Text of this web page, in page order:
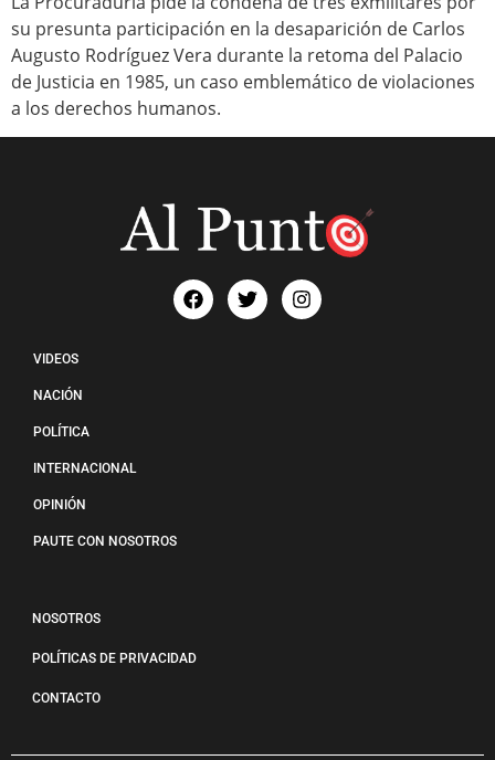
su presunta participación en la desaparición de Carlos
Augusto Rodríguez Vera durante la retoma del Palacio
de Justicia en 1985, un caso emblemático de violaciones
a los derechos humanos.
VIDEOS
NACIÓN
POLÍTICA
INTERNACIONAL
OPINIÓN
PAUTE CON NOSOTROS
NOSOTROS
POLÍTICAS DE PRIVACIDAD
CONTACTO